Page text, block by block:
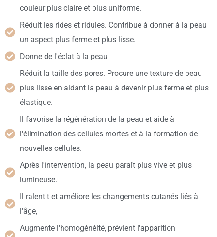
couleur plus claire et plus uniforme.
Réduit les rides et ridules. Contribue à donner à la peau
un aspect plus ferme et plus lisse.
Donne de l'éclat à la peau
Réduit la taille des pores. Procure une texture de peau
plus lisse en aidant la peau à devenir plus ferme et plus
élastique.
Il favorise la régénération de la peau et aide à
l'élimination des cellules mortes et à la formation de
nouvelles cellules.
Après l'intervention, la peau paraît plus vive et plus
lumineuse.
Il ralentit et améliore les changements cutanés liés à
l'âge,
Augmente l'homogénéité, prévient l'apparition